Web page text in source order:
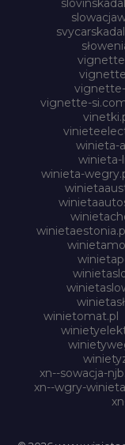
vignette-
winieta-
winieta-
winieta-
winietomat.pl
xn--sowacja-
xn--wgry-